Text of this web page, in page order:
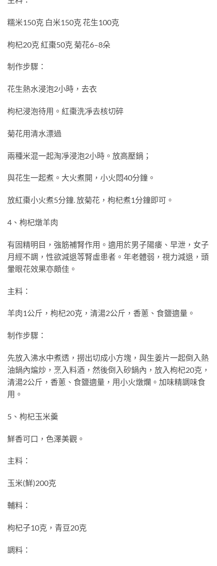
糯米150克 白米150克 花生100克
枸杞20克 紅棗50克 菊花6–8朵
制作步驟：
花生熱水浸泡2小時，去衣
枸杞浸泡待用。紅棗洗凈去核切碎
菊花用清水漂過
兩種米混一起淘凈浸泡2小時。放高壓鍋；
與花生一起煮。大火煮開，小火悶40分鐘。
放紅棗小火煮5分鐘. 放菊花，枸杞煮1分鐘即可。
4、枸杞燉羊肉
有固精明目，強筋補腎作用。適用於男子陽痿、早泄，女子
月經不調，性欲減退等腎虛患者。年老體弱，視力減退，頭
暈眼花效果亦頗佳。
主料：
羊肉1公斤，枸杞20克，清湯2公斤，香蔥、食鹽適量。
制作步驟：
先放入沸水中煮透，撈出切成小方塊，與生姜片一起倒入熱
油鍋內煸炒，烹入料酒，然後倒入砂鍋內，放入枸杞20克，
清湯2公斤，香蔥、食鹽適量，用小火燉爛。加味精調味食
用。
5、枸杞玉米羹
鮮香可口，色澤美觀。
主料：
玉米(鮮)200克
輔料：
枸杞子10克，青豆20克
調料：